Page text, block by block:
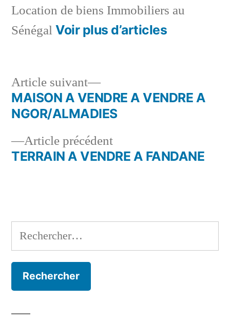
Location de biens Immobiliers au
Sénégal Voir plus d’articles
Navigation
l’article
Article précédentArticle
précédent :
TERRAIN A VENDRE A FANDANE
Article suivant
Article
suivant :
MAISON A VENDRE A VENDRE A
NGOR/ALMADIES
Rechercher :